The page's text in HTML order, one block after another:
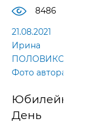
8486
21.08.2021
Ирина
ПОЛОВИКОВА.
Фото автора
Юбилейный
День